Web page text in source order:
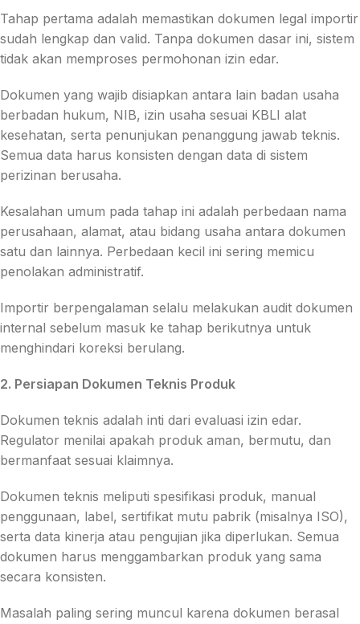
Tahap pertama adalah memastikan dokumen legal importir
sudah lengkap dan valid. Tanpa dokumen dasar ini, sistem
tidak akan memproses permohonan izin edar.
Dokumen yang wajib disiapkan antara lain badan usaha
berbadan hukum, NIB, izin usaha sesuai KBLI alat
kesehatan, serta penunjukan penanggung jawab teknis.
Semua data harus konsisten dengan data di sistem
perizinan berusaha.
Kesalahan umum pada tahap ini adalah perbedaan nama
perusahaan, alamat, atau bidang usaha antara dokumen
satu dan lainnya. Perbedaan kecil ini sering memicu
penolakan administratif.
Importir berpengalaman selalu melakukan audit dokumen
internal sebelum masuk ke tahap berikutnya untuk
menghindari koreksi berulang.
2. Persiapan Dokumen Teknis Produk
Dokumen teknis adalah inti dari evaluasi izin edar.
Regulator menilai apakah produk aman, bermutu, dan
bermanfaat sesuai klaimnya.
Dokumen teknis meliputi spesifikasi produk, manual
penggunaan, label, sertifikat mutu pabrik (misalnya ISO),
serta data kinerja atau pengujian jika diperlukan. Semua
dokumen harus menggambarkan produk yang sama
secara konsisten.
Masalah paling sering muncul karena dokumen berasal